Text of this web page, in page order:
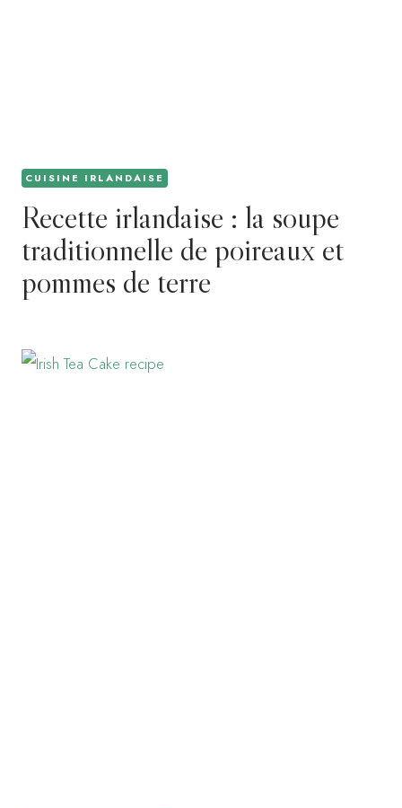
CUISINE IRLANDAISE
Recette irlandaise : la soupe
traditionnelle de poireaux et
pommes de terre